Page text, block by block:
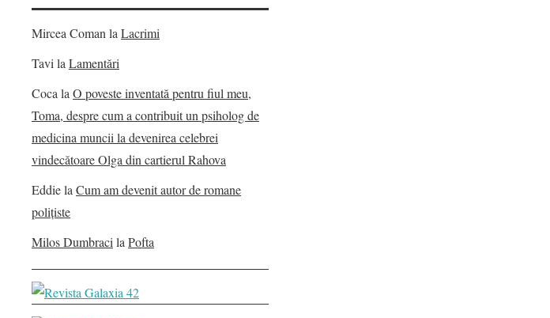
Mircea Coman la Lacrimi
Tavi la Lamentări
Coca la O poveste inventată pentru fiul meu,
Toma, despre cum a contribuit un psiholog de
medicina muncii la devenirea celebrei
vindecătoare Olga din cartierul Rahova
Eddiela Cum am devenit autor de romane
polițiste
Milos Dumbraci la Pofta